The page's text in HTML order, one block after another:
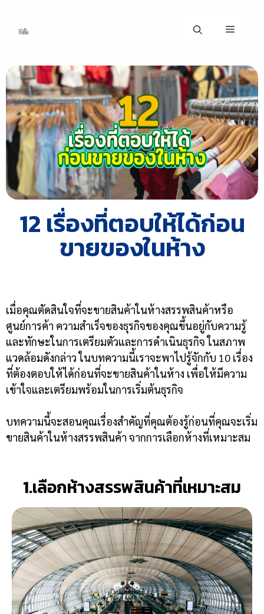
12 เรื่องที่ตอบให้ได้ก่อน
ขายของในห้าง
เมื่อคุณตัดสินใจที่จะขายสินค้าในห้างสรรพสินค้าหรือ
ศูนย์การค้า ความสำเร็จของธุรกิจของคุณขึ้นอยู่กับความรู้
และทักษะในการเตรียมตัวและการดำเนินธุรกิจ ในสภาพ
แวดล้อมดังกล่าว ในบทความนี้เราจะพาไปรู้จักกับ 10 เรื่อง
ที่ต้องตอบให้ได้ก่อนที่จะขายสินค้าในห้าง เพื่อให้มีความ
เข้าใจและเตรียมพร้อมในการเริ่มต้นธุรกิจ
บทความนี้จะสอนคุณเรื่องสำคัญที่คุณต้องรู้ก่อนที่คุณจะเริ่ม
ขายสินค้าในห้างสรรพสินค้า จากการเลือกห้างที่เหมาะสม
1.เลือกห้างสรรพสินค้าที่เหมาะสม